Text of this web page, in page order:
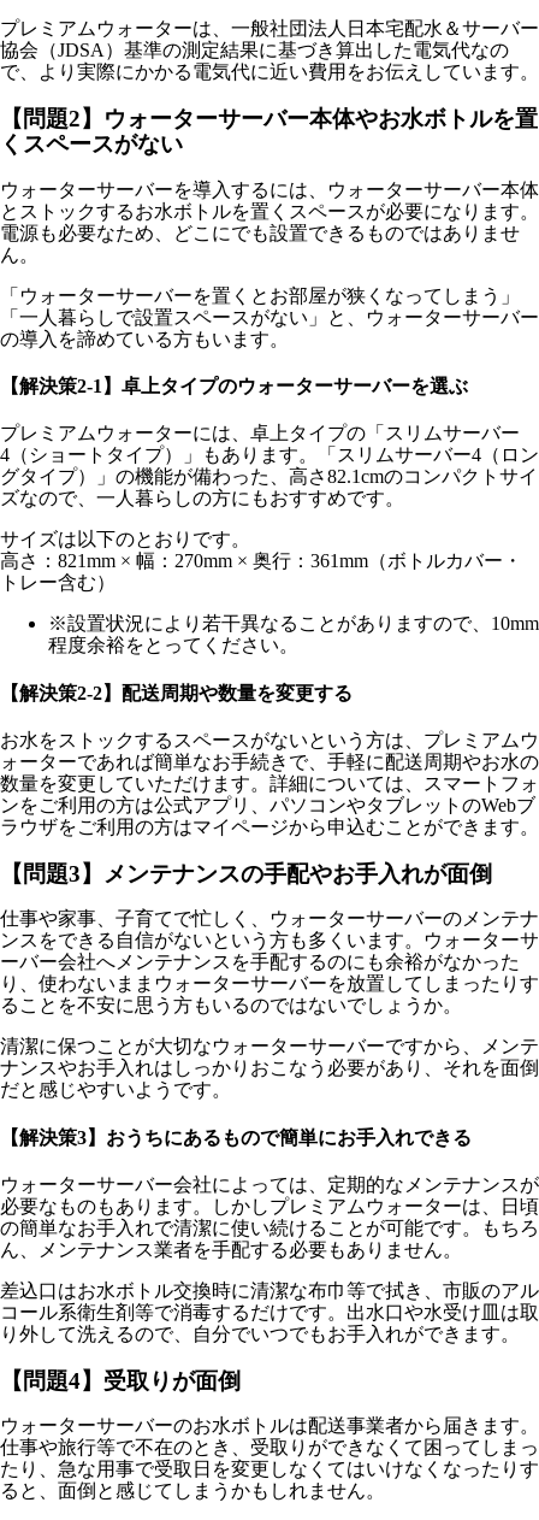
プレミアムウォーターは、一般社団法人日本宅配水＆サーバー
協会（JDSA）基準の測定結果に基づき算出した電気代なの
で、より実際にかかる電気代に近い費用をお伝えしています。
【問題2】ウォーターサーバー本体やお水ボトルを置
くスペースがない
ウォーターサーバーを導入するには、ウォーターサーバー本体
とストックするお水ボトルを置くスペースが必要になります。
電源も必要なため、どこにでも設置できるものではありませ
ん。
「ウォーターサーバーを置くとお部屋が狭くなってしまう」
「一人暮らしで設置スペースがない」と、ウォーターサーバー
の導入を諦めている方もいます。
【解決策2-1】卓上タイプのウォーターサーバーを選ぶ
プレミアムウォーターには、卓上タイプの「スリムサーバー
4（ショートタイプ）」もあります。「スリムサーバー4（ロン
グタイプ）」の機能が備わった、高さ82.1cmのコンパクトサイ
ズなので、一人暮らしの方にもおすすめです。
サイズは以下のとおりです。
高さ：821mm × 幅：270mm × 奥行：361mm（ボトルカバー・
トレー含む）
※設置状況により若干異なることがありますので、10mm
程度余裕をとってください。
【解決策2-2】配送周期や数量を変更する
お水をストックするスペースがないという方は、プレミアムウ
ォーターであれば簡単なお手続きで、手軽に配送周期やお水の
数量を変更していただけます。詳細については、スマートフォ
ンをご利用の方は公式アプリ、パソコンやタブレットのWebブ
ラウザをご利用の方はマイページから申込むことができます。
【問題3】メンテナンスの手配やお手入れが面倒
仕事や家事、子育てで忙しく、ウォーターサーバーのメンテナ
ンスをできる自信がないという方も多くいます。ウォーターサ
ーバー会社へメンテナンスを手配するのにも余裕がなかった
り、使わないままウォーターサーバーを放置してしまったりす
ることを不安に思う方もいるのではないでしょうか。
清潔に保つことが大切なウォーターサーバーですから、メンテ
ナンスやお手入れはしっかりおこなう必要があり、それを面倒
だと感じやすいようです。
【解決策3】おうちにあるもので簡単にお手入れできる
ウォーターサーバー会社によっては、定期的なメンテナンスが
必要なものもあります。しかしプレミアムウォーターは、日頃
の簡単なお手入れで清潔に使い続けることが可能です。もちろ
ん、メンテナンス業者を手配する必要もありません。
差込口はお水ボトル交換時に清潔な布巾等で拭き、市販のアル
コール系衛生剤等で消毒するだけです。出水口や水受け皿は取
り外して洗えるので、自分でいつでもお手入れができます。
【問題4】受取りが面倒
ウォーターサーバーのお水ボトルは配送事業者から届きます。
仕事や旅行等で不在のとき、受取りができなくて困ってしまっ
たり、急な用事で受取日を変更しなくてはいけなくなったりす
ると、面倒と感じてしまうかもしれません。